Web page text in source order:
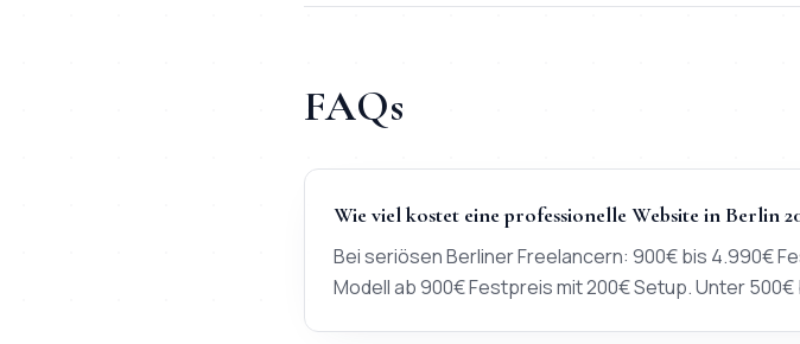
FAQs
Wie viel kostet eine professionelle Website in Berlin
Bei seriösen Berliner Freelancern: 900€ bis 4.990€
Modell ab 900€ Festpreis mit 200€ Setup. Unter